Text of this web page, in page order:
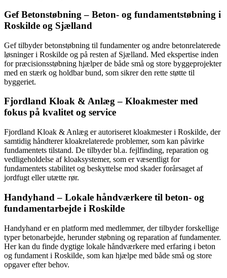
Gef Betonstøbning – Beton- og fundamentstøbning i
Roskilde og Sjælland
Gef tilbyder betonstøbning til fundamenter og andre betonrelaterede
løsninger i Roskilde og på resten af Sjælland. Med ekspertise inden
for præcisionsstøbning hjælper de både små og store byggeprojekter
med en stærk og holdbar bund, som sikrer den rette støtte til
byggeriet.
Fjordland Kloak & Anlæg – Kloakmester med
fokus på kvalitet og service
Fjordland Kloak & Anlæg er autoriseret kloakmester i Roskilde, der
samtidig håndterer kloakrelaterede problemer, som kan påvirke
fundamentets tilstand. De tilbyder bl.a. fejlfinding, reparation og
vedligeholdelse af kloaksystemer, som er væsentligt for
fundamentets stabilitet og beskyttelse mod skader forårsaget af
jordfugt eller utætte rør.
Handyhand – Lokale håndværkere til beton- og
fundamentarbejde i Roskilde
Handyhand er en platform med medlemmer, der tilbyder forskellige
typer betonarbejde, herunder støbning og reparation af fundamenter.
Her kan du finde dygtige lokale håndværkere med erfaring i beton
og fundament i Roskilde, som kan hjælpe med både små og store
opgaver efter behov.